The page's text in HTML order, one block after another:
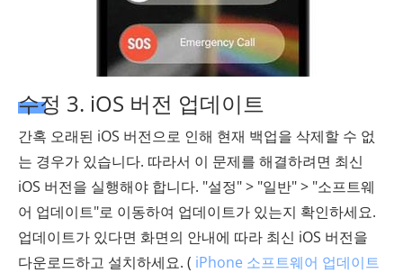
수정 3. iOS 버전 업데이트
간혹 오래된 iOS 버전으로 인해 현재 백업을 삭제할 수 없
는 경우가 있습니다. 따라서 이 문제를 해결하려면 최신
iOS 버전을 실행해야 합니다. "설정" > "일반" > "소프트웨
어 업데이트"로 이동하여 업데이트가 있는지 확인하세요.
업데이트가 있다면 화면의 안내에 따라 최신 iOS 버전을
다운로드하고 설치하세요. ( iPhone 소프트웨어 업데이트